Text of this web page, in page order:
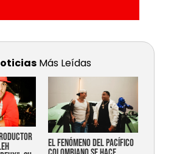
Más Leídas
EL FENÓMENO DEL PACÍFICO